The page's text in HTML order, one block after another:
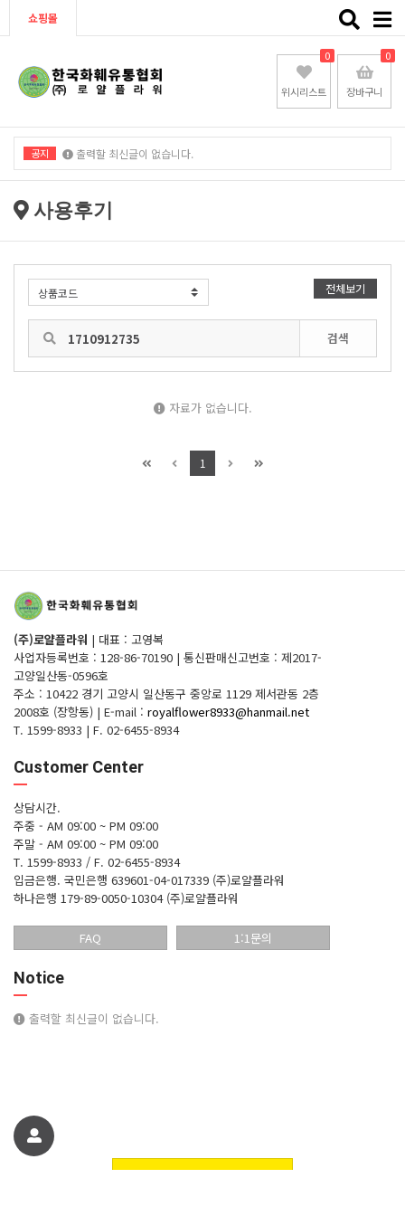
쇼핑몰
Toggle
위시리스트
0
장바구니
0
공지 출력할 최신글이 없습니다.
출력할 최신글이 없습니다.
사용후기
전체보기
검색
자료가 없습니다.
1
(주)로얄플라워 | 대표 : 고영복
사업자등록번호 : 128-86-70190 | 통신판매신고번호 : 제2017-
고양일산동-0596호
주소 : 10422 경기 고양시 일산동구 중앙로 1129 제서관동 2층
2008호 (장항동) | E-mail : royalflower8933@hanmail.net
T. 1599-8933 | F. 02-6455-8934
Customer Center
상담시간.
주중 - AM 09:00 ~ PM 09:00
주말 - AM 09:00 ~ PM 09:00
T. 1599-8933 / F. 02-6455-8934
입금은행. 국민은행 639601-04-017339 (주)로얄플라워
하나은행 179-89-0050-10304 (주)로얄플라워
FAQ 1:1문의
Notice
출력할 최신글이 없습니다.
친구에게 추천하기